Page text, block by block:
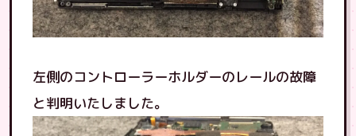
左側のコントローラーホルダーのレールの故障
と判明いたしました。